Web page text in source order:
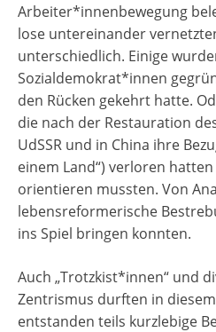
Arbeiter*innenbewegung
lose untereinander
unterschiedlich. Einige
Sozialdemokrat*innen
den Rücken gekehrt hatte.
die nach der Restauration
UdSSR und in China ihre
einem Land“) verloren
orientieren mussten. Von
lebensreformerische
ins Spiel bringen konnten.
Auch „Trotzkist*innen“ und
Zentrismus durften in
entstanden teils kurzlebige